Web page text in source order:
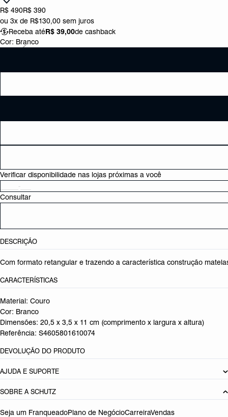
R$ 490R$ 390
ou 3x de R$130,00 sem juros
Receba atéR$ 39,00de cashback
Cor: Branco
Verificar disponibilidade nas lojas próximas a você
Consultar
DESCRIÇÃO
Com formato retangular e trazendo a característica construção
CARACTERÍSTICAS
Material: Couro
Cor: Branco
Dimensões: 20,5 x 3,5 x 11 cm (comprimento x largura x altura)
Referência: S4605801610074
DEVOLUÇÃO DO PRODUTO
AJUDA E SUPORTE
SOBRE A SCHUTZ
Seja um FranqueadoPlano de NegócioCarreiraVendas